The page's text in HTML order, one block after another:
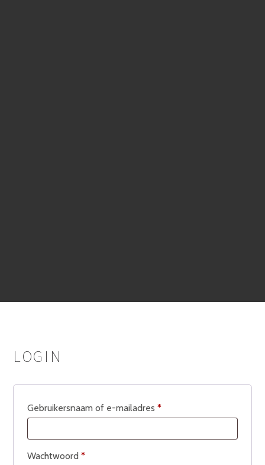
LOGIN
Gebruikersnaam of e-mailadres *Vereist
Wachtwoord *Vereist